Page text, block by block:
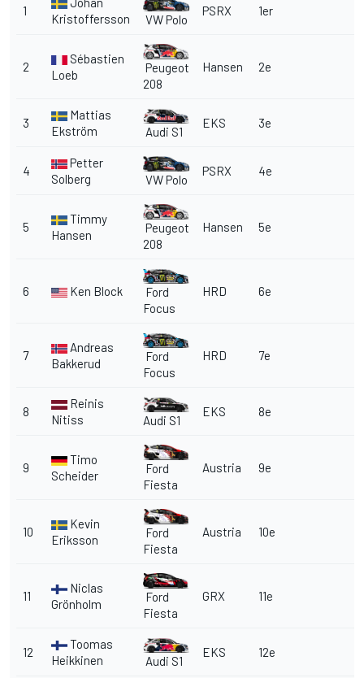
1
Kristoffersson
VW Polo
PSRX 1er
2
Sébastien
Loeb
Peugeot
208
Hansen 2e
3
Mattias
Ekström
Audi S1
EKS 3e
4
Petter
Solberg
VW Polo
PSRX 4e
5
Timmy
Hansen
Peugeot
208
Hansen 5e
6 Ken Block
Ford
Focus
HRD 6e
7
Andreas
Bakkerud
Ford
Focus
HRD 7e
8
Reinis
Nitiss
Audi S1
EKS 8e
9
Timo
Scheider
Ford
Fiesta
Austria 9e
10
Kevin
Eriksson
Ford
Fiesta
Austria 10e
11
Niclas
Grönholm
Ford
Fiesta
GRX 11e
12
Toomas
Heikkinen
Audi S1
EKS 12e